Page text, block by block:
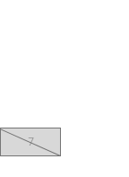
7